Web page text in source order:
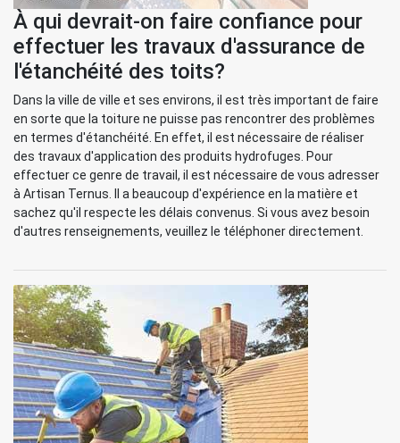
À qui devrait-on faire confiance pour
effectuer les travaux d'assurance de
l'étanchéité des toits?
Dans la ville de ville et ses environs, il est très important de faire
en sorte que la toiture ne puisse pas rencontrer des problèmes
en termes d'étanchéité. En effet, il est nécessaire de réaliser
des travaux d'application des produits hydrofuges. Pour
effectuer ce genre de travail, il est nécessaire de vous adresser
à Artisan Ternus. Il a beaucoup d'expérience en la matière et
sachez qu'il respecte les délais convenus. Si vous avez besoin
d'autres renseignements, veuillez le téléphoner directement.